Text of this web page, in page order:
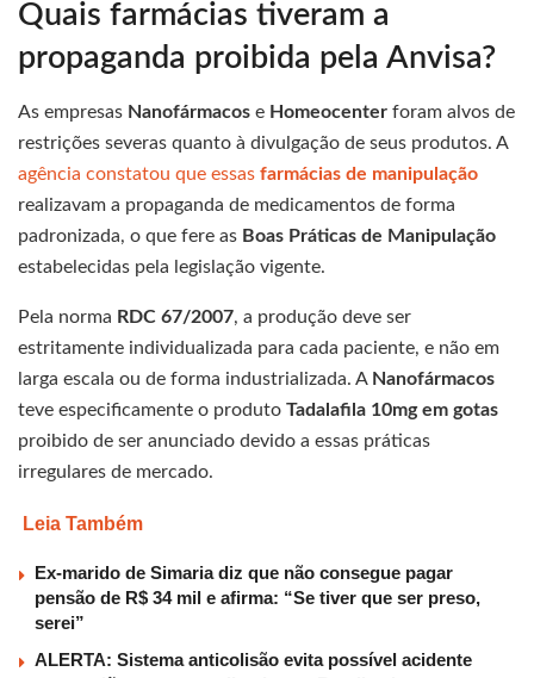
Quais farmácias tiveram a
propaganda proibida pela Anvisa?
As empresas Nanofármacos e Homeocenter foram alvos de
restrições severas quanto à divulgação de seus produtos. A
agência constatou que essas farmácias de manipulação
realizavam a propaganda de medicamentos de forma
padronizada, o que fere as Boas Práticas de Manipulação
estabelecidas pela legislação vigente.
Pela norma RDC 67/2007, a produção deve ser
estritamente individualizada para cada paciente, e não em
larga escala ou de forma industrializada. A Nanofármacos
teve especificamente o produto Tadalafila 10mg em gotas
proibido de ser anunciado devido a essas práticas
irregulares de mercado.
Leia Também
Ex-marido de Simaria diz que não consegue pagar
pensão de R$ 34 mil e afirma: “Se tiver que ser preso,
serei”
ALERTA: Sistema anticolisão evita possível acidente